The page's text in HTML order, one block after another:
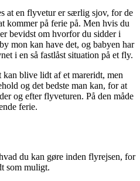
at en flyvetur er særlig sjov, for de
kommer på ferie på. Men hvis du
bevidst om hvorfor du sidder i
mon kan have det, og babyen har
i en så fastlåst situation på et fly.
blive lidt af et mareridt, men
og det bedste man kan, for at
og efter flyveturen. På den måde
ferie.
du kan gøre inden flyrejsen, for
som muligt.